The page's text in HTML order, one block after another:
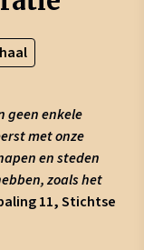
geen enkele
met onze
en steden
zoals het
11, Stichtse